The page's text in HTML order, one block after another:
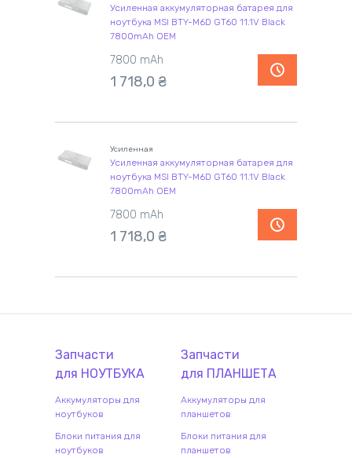
Усиленная аккумуляторная батарея для
ноутбука MSI BTY-M6D GT60 11.1V Black
7800mAh OEM
7800 mAh
1 718,0 ₴
Усиленная
Усиленная аккумуляторная батарея для
ноутбука MSI BTY-M6D GT60 11.1V Black
7800mAh OEM
7800 mAh
1 718,0 ₴
Запчасти
для НОУТБУКА
Аккумуляторы для
ноутбуков
Блоки питания для
ноутбуков
Запчасти
для ПЛАНШЕТА
Аккумуляторы для
планшетов
Блоки питания для
планшетов